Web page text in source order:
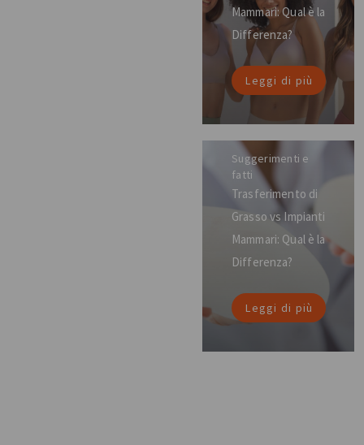
Mammari: Qual è la
Differenza?
Leggi di più
Suggerimenti e
fatti
Trasferimento di
Grasso vs Impianti
Mammari: Qual è la
Differenza?
Leggi di più